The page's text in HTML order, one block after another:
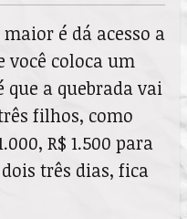
é dá acesso a
você coloca um
a quebrada vai
filhos, como
R$ 1.500 para
três dias, fica